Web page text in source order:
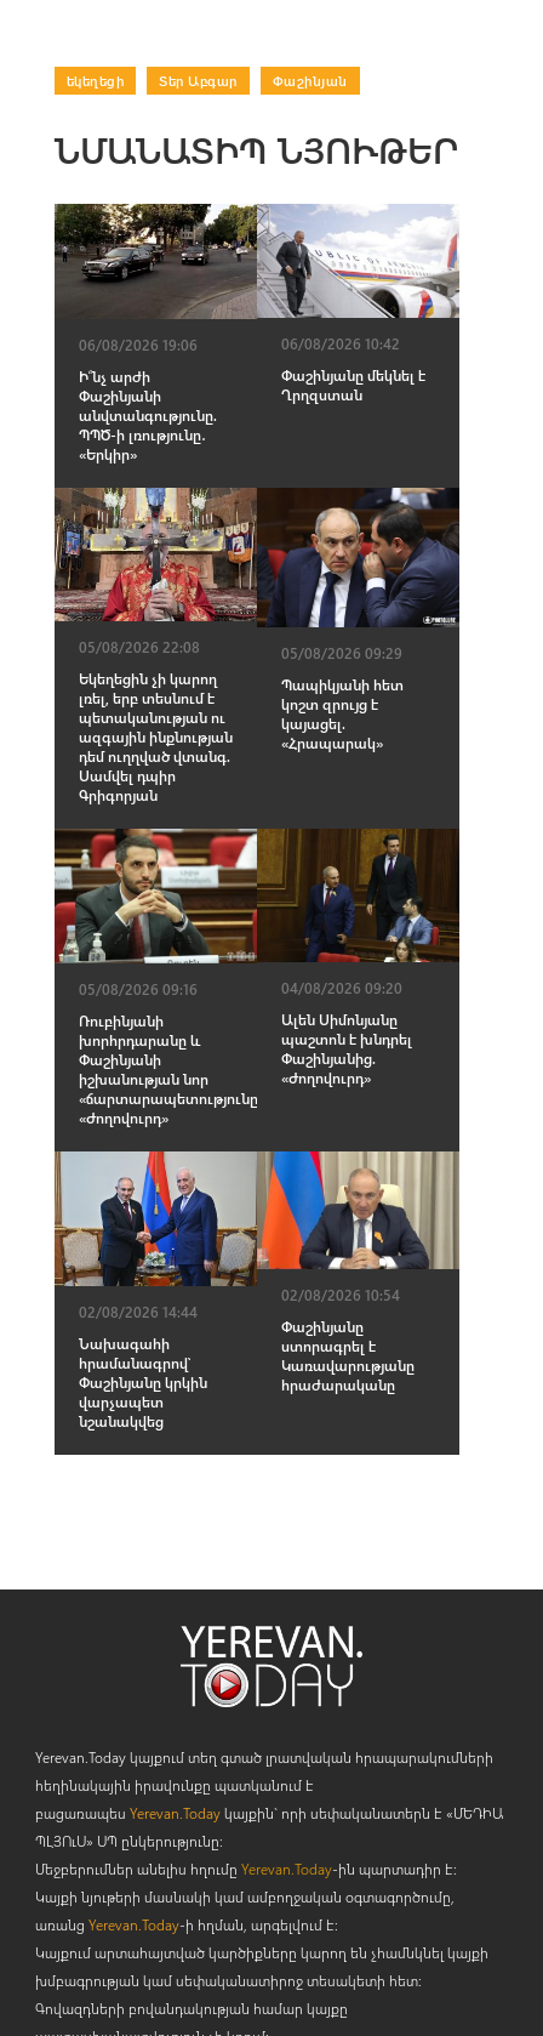
եկեղեցի Տեր Աբգար Փաշինյան
ՆՄԱՆԱՏԻՊ ՆՅՈՒԹԵՐ
06/08/2026 19:06
Ի՞նչ արժի
Փաշինյանի
անվտանգությունը.
ՊՊԾ-ի լռությունը․
«Երկիր»
06/08/2026 10:42
Փաշինյանը մեկնել է
Ղրղզստան
05/08/2026 22:08
Եկեղեցին չի կարող
լռել, երբ տեսնում է
պետականության ու
ազգային ինքնության
դեմ ուղղված վտանգ.
Սամվել դպիր
Գրիգորյան
05/08/2026 09:29
Պապիկյանի հետ
կոշտ զրույց է
կայացել.
«Հրապարակ»
05/08/2026 09:16
Ռուբինյանի
խորհրդարանը և
Փաշինյանի
իշխանության նոր
«ճարտարապետությունը».
«Ժողովուրդ»
04/08/2026 09:20
Ալեն Սիմոնյանը
պաշտոն է խնդրել
Փաշինյանից.
«Ժողովուրդ»
02/08/2026 14:44
Նախագահի
հրամանագրով՝
Փաշինյանը կրկին
վարչապետ
նշանակվեց
02/08/2026 10:54
Փաշինյանը
ստորագրել է
Կառավարությանը
հրաժարականը
Yerevan.Today կայքում տեղ գտած լրատվական հրապարակումների
հեղինակային իրավունքը պատկանում է
բացառապես Yerevan.Todayկայքին` որի սեփականատերն է «ՄԵԴԻԱ
ՊԼՅՈւՍ» ՍՊ ընկերությունը։
Մեջբերումներ անելիս հղումը Yerevan.Today-ին պարտադիր է:
Կայքի նյութերի մասնակի կամ ամբողջական օգտագործումը,
առանց Yerevan.Today-ի հղման, արգելվում է:
Կայքում արտահայտված կարծիքները կարող են չհամնկնել կայքի
խմբագրության կամ սեփականատիրոջ տեսակետի հետ:
Գովազդների բովանդակության համար կայքը